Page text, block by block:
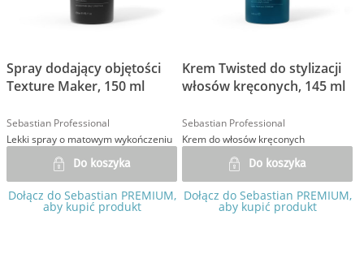
Spray dodający objętości
Texture Maker, 150 ml
Sebastian Professional
Lekki spray o matowym wykończeniu
Do koszyka
Dołącz do Sebastian PREMIUM,
aby kupić produkt
Krem Twisted do stylizacji
włosów kręconych, 145 ml
Sebastian Professional
Krem do włosów kręconych
Do koszyka
Dołącz do Sebastian PREMIUM,
aby kupić produkt